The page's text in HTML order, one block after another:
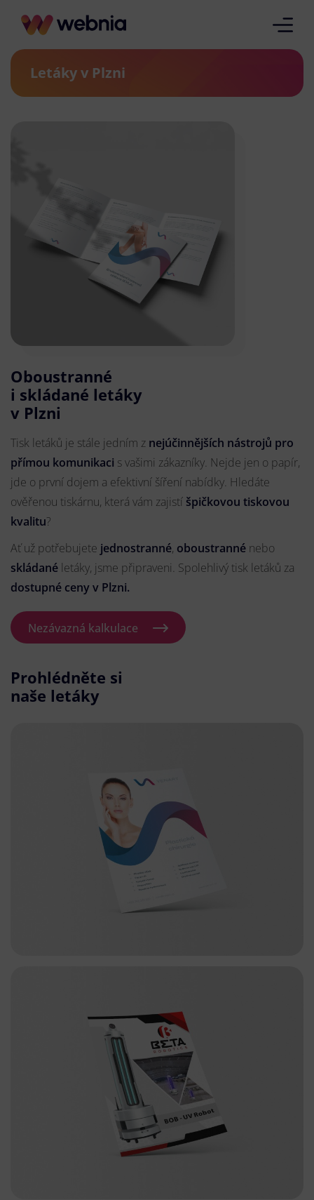
Letáky v Plzni
Oboustranné
i skládané letáky
v Plzni
Tisk letáků je stále jedním z nejúčinnějších nástrojů pro
přímou komunikaci s vašimi zákazníky. Nejde jen o papír,
jde o první dojem a efektivní šíření nabídky. Hledáte
ověřenou tiskárnu, která vám zajistí špičkovou tiskovou
kvalitu?
Ať už potřebujete jednostranné, oboustranné nebo
skládané letáky, jsme připraveni. Spolehlivý tisk letáků za
dostupné ceny v Plzni.
Nezávazná kalkulace
Prohlédněte si
naše letáky